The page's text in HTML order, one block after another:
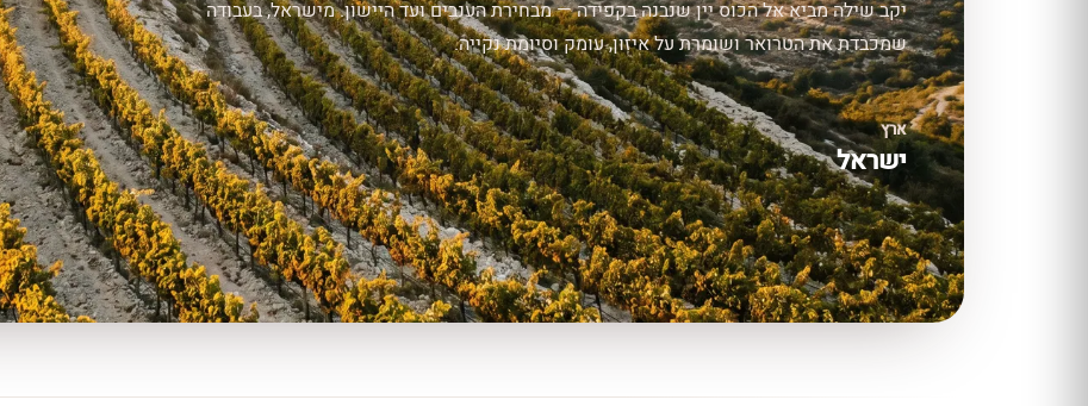
יקב שילה מביא אל הכוס יין שנבנה בקפידה — מבחירת הענבים ועד היישון. מישראל, בעבודה
שמכבדת את הטרואר ושומרת על איזון, עומק וסיומת נקייה.
ארץ
ישראל